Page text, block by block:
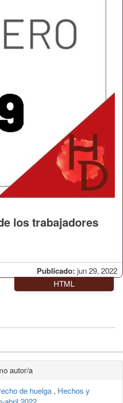
Publicado: jun 29, 2022
los trabajadores
HTML
autor/a
de huelga , Hechos y